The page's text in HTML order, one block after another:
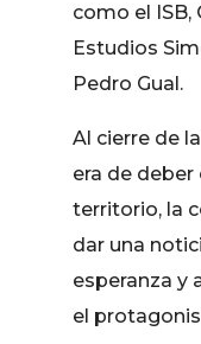
como el ISB,
Estudios
Pedro Gual.
Al cierre de
era de deber
territorio, la
dar una
esperanza y
el